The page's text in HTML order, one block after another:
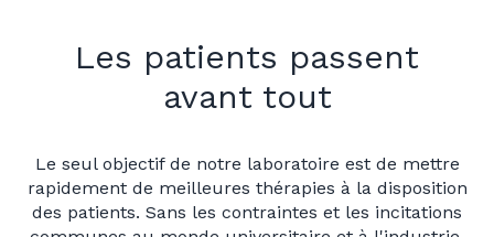
Les patients passent
avant tout
Le seul objectif de notre laboratoire est de mettre
rapidement de meilleures thérapies à la disposition
des patients. Sans les contraintes et les incitations